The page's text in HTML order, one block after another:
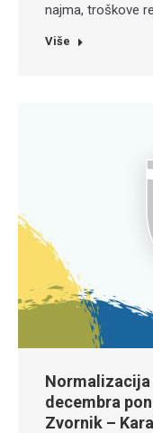
najma, troškove
Više
Normalizacija
decembra
Zvornik –